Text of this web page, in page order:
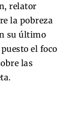
relator
la pobreza
su último
el foco
las